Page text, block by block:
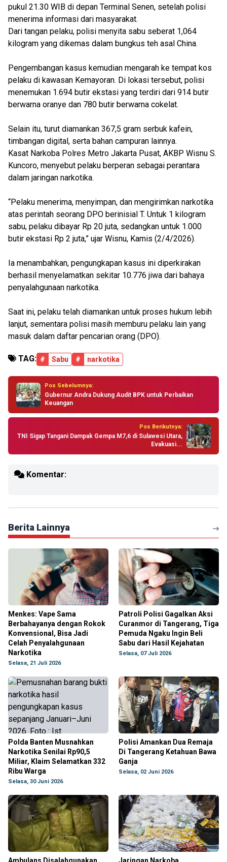
pukul 21.30 WIB di depan Terminal Senen, setelah polisi
menerima informasi dari masyarakat.
Dari tangan pelaku, polisi menyita sabu seberat 1,064
kilogram yang dikemas dalam bungkus teh asal China.
Pengembangan kasus kemudian mengarah ke tempat kos
pelaku di kawasan Kemayoran. Di lokasi tersebut, polisi
menemukan 1.694 butir ekstasi yang terdiri dari 914 butir
berwarna oranye dan 780 butir berwarna cokelat.
Selain itu, turut diamankan 367,5 gram serbuk kafein,
timbangan digital, serta bahan campuran lainnya.
Kasat Narkoba Polres Metro Jakarta Pusat, AKBP Wisnu S.
Kuncoro, menyebut pelaku berperan sebagai perantara
dalam jaringan narkotika.
“Pelaku menerima, menyimpan, dan mengirimkan narkotika
atas perintah seorang DPO berinisial T. Untuk 1 kilogram
sabu, pelaku dibayar Rp 20 juta, sedangkan untuk 1.000
butir ekstasi Rp 2 juta,” ujar Wisnu, Kamis (2/4/2026).
Ia menambahkan, pengungkapan kasus ini diperkirakan
berhasil menyelamatkan sekitar 10.776 jiwa dari bahaya
penyalahgunaan narkotika.
Saat ini, pelaku telah diamankan untuk proses hukum lebih
lanjut, sementara polisi masih memburu pelaku lain yang
masuk dalam daftar pencarian orang (DPO).
TAG: # Sabu # narkotika
Pos Sebelumnya:
Gubernur Andra Dukung Audit BPK untuk Perbaikan
Keuangan
Pos Berikutnya:
TNI Sigap Tangani Dampak Gempa M7,6 di Sulawesi Utara,
Evakuasi...
Komentar:
Berita Lainnya
Menkes: Vape Sama
Berbahayanya dengan Rokok
Konvensional, Bisa Jadi
Celah Penyalahgunaan
Narkotika
Selasa, 21 Juli 2026
Patroli Polisi Gagalkan Aksi
Curanmor di Tangerang, Tiga
Pemuda Ngaku Ingin Beli
Sabu dari Hasil Kejahatan
Selasa, 07 Juli 2026
Polda Banten Musnahkan
Narkotika Senilai Rp90,5
Miliar, Klaim Selamatkan 332
Ribu Warga
Selasa, 30 Juni 2026
Polisi Amankan Dua Remaja
Di Tangerang Ketahuan Bawa
Ganja
Selasa, 02 Juni 2026